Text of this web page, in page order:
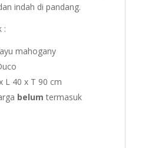
indah di pandang.
:
mahogany
L 40 x T 90 cm
belum termasuk